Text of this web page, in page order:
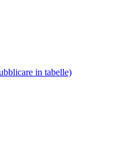
in tabelle)